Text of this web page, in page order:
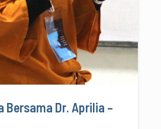
Bersama Dr. Aprilia –